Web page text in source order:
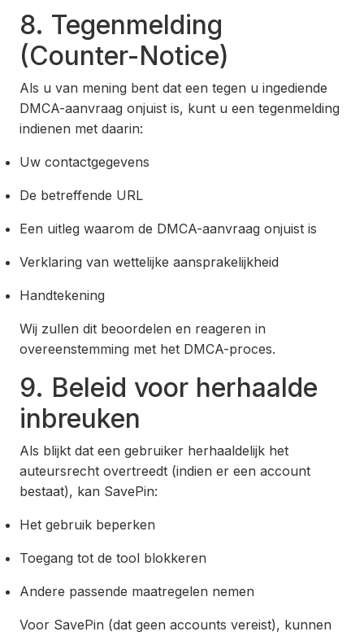
8. Tegenmelding
(Counter-Notice)
Als u van mening bent dat een tegen u ingediende
DMCA-aanvraag onjuist is, kunt u een tegenmelding
indienen met daarin:
Uw contactgegevens
De betreffende URL
Een uitleg waarom de DMCA-aanvraag onjuist is
Verklaring van wettelijke aansprakelijkheid
Handtekening
Wij zullen dit beoordelen en reageren in
overeenstemming met het DMCA-proces.
9. Beleid voor herhaalde
inbreuken
Als blijkt dat een gebruiker herhaaldelijk het
auteursrecht overtreedt (indien er een account
bestaat), kan SavePin:
Het gebruik beperken
Toegang tot de tool blokkeren
Andere passende maatregelen nemen
Voor SavePin (dat geen accounts vereist), kunnen